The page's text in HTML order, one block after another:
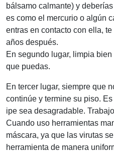
bálsamo calmante) y
es como el mercurio o algún
entras en contacto con ella,
años después.
En segundo lugar, limpia
que puedas.
En tercer lugar, siempre que
continúe y termine su piso.
ipe sea desagradable.
Cuando uso herramientas
máscara, ya que las virutas
herramienta de manera